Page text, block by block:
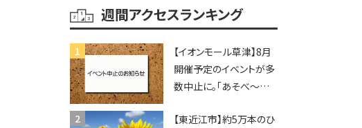
2026！親子で楽しもう
♪inピエリ守山
週間アクセスランキング
【イオンモール草津】8月
開催予定のイベントが多
数中止に。「あそべ〜る
ショーなど
【東近江市】約5万本のひ